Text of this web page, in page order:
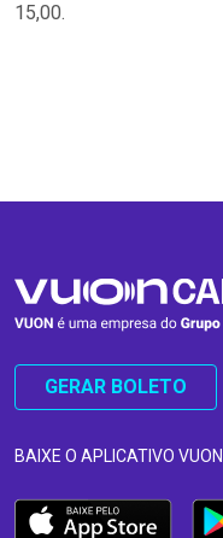
15,00.
GERAR BOLETO
BAIXE O APLICATIVO VUON